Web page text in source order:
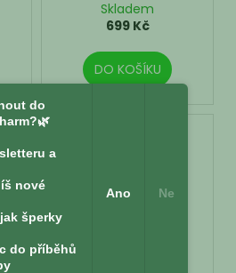
Skladem
699 Kč
DO KOŠÍKU
ZÁŘÍ
do
a
nové
šperky
do příběhů
Ano Ne